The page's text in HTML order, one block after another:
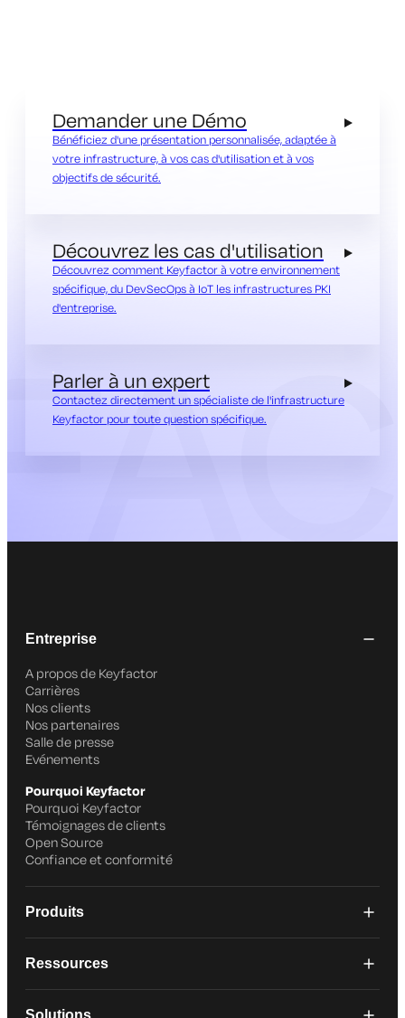
Demander une Démo
Bénéficiez d'une présentation personnalisée, adaptée à
votre infrastructure, à vos cas d'utilisation et à vos
objectifs de sécurité.
Découvrez les cas d'utilisation
Découvrez comment Keyfactor à votre environnement
spécifique, du DevSecOps à IoT les infrastructures PKI
d'entreprise.
Parler à un expert
Contactez directement un spécialiste de l'infrastructure
Keyfactor pour toute question spécifique.
Entreprise
A propos de Keyfactor
Carrières
Nos clients
Nos partenaires
Salle de presse
Evénements
Pourquoi Keyfactor
Pourquoi Keyfactor
Témoignages de clients
Open Source
Confiance et conformité
Produits
Ressources
Solutions